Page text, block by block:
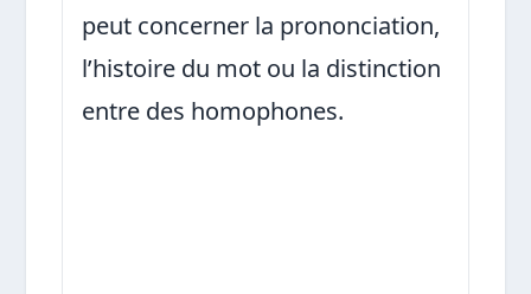
peut concerner la prononciation,
l’histoire du mot ou la distinction
entre des homophones.